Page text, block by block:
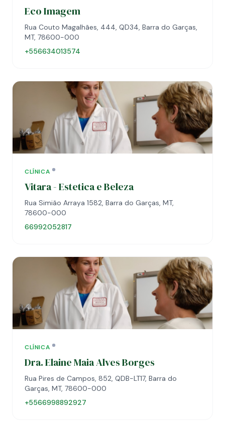
Eco Imagem
Rua Couto Magalhães, 444, QD34, Barra do Garças,
MT, 78600-000
+556634013574
CLÍNICA
Vitara - Estetica e Beleza
Rua Simião Arraya 1582, Barra do Garças, MT,
78600-000
66992052817
CLÍNICA
Dra. Elaine Maia Alves Borges
Rua Pires de Campos, 852, QDB-LT17, Barra do
Garças, MT, 78600-000
+5566998892927